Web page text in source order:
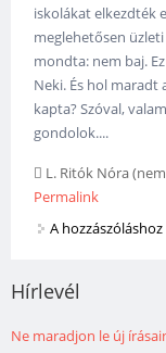
iskolákat elkezdték
meglehetősen
mondta: nem baj.
Neki. És hol maradt
kapta? Szóval,
gondolok....
L. Ritók Nóra
Permalink
A hozzászóláshoz
Hírlevél
Ne maradjon le új